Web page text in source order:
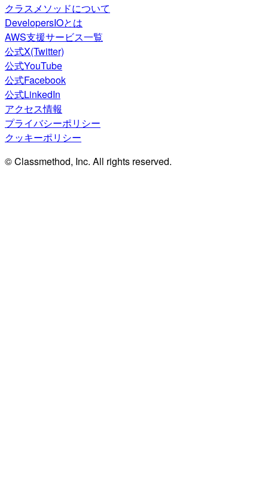
クラスメソッドについて
DevelopersIOとは
AWS支援サービス一覧
公式X(Twitter)
公式YouTube
公式Facebook
公式LinkedIn
アクセス情報
プライバシーポリシー
クッキーポリシー
© Classmethod, Inc. All rights reserved.